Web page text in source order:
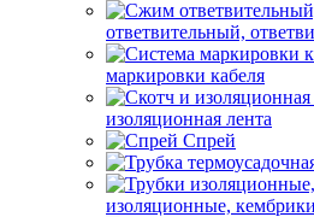
ответвительный,
маркировки кабеля
изоляционная лента
Спрей
изоляционные, кембрики